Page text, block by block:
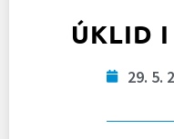
ÚKLID
29. 5.